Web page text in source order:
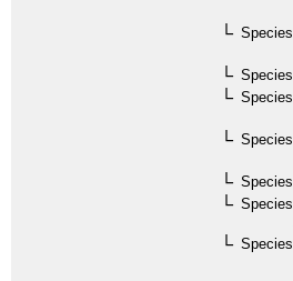
Species
Species
Species
Species
Species
Species
Species